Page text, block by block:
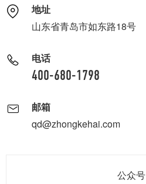
地址
山东省青岛市如东路18号
电话
400-680-1798
邮箱
qd@zhongkehai.com
公众号